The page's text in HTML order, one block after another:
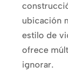
ubicación
estilo de
ofrece
ignorar.